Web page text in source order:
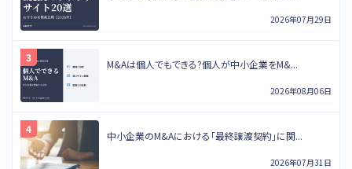
2026年07月29日
M&Aは個人でもできる?個人が中小企業をM&...
2026年08月06日
中小企業のM&Aにおける「最終譲渡契約」に関...
2026年07月31日